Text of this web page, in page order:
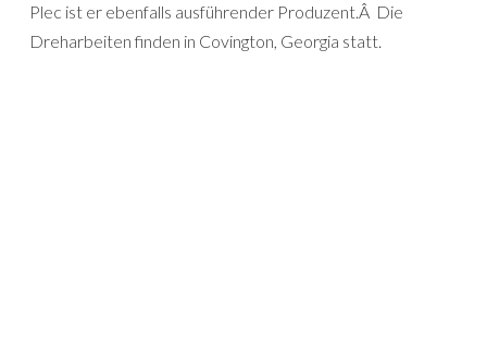
Plec ist er ebenfalls ausführender Produzent.Â Die
Dreharbeiten finden in Covington, Georgia statt.